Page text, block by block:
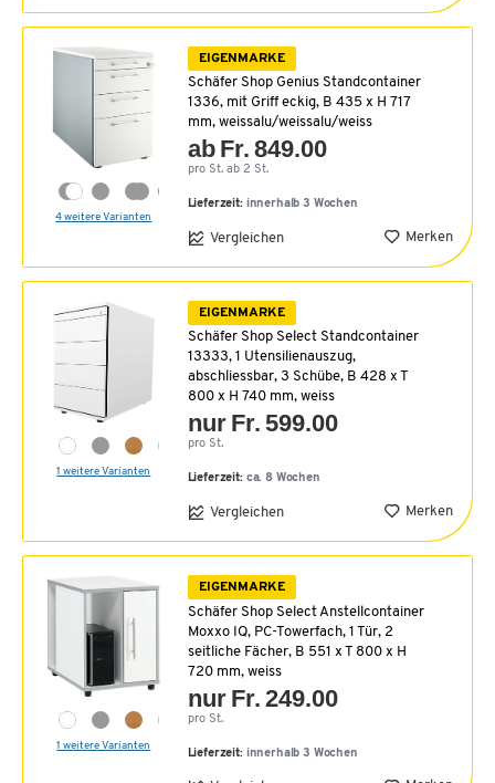
4 weitere Varianten
EIGENMARKE
Schäfer Shop Genius Standcontainer
1336, mit Griff eckig, B 435 x H 717
mm, weissalu/weissalu/weiss
ab Fr. 849.00
pro St. ab 2 St.
Lieferzeit: innerhalb 3 Wochen
Vergleichen Merken
1 weitere Varianten
EIGENMARKE
Schäfer Shop Select Standcontainer
13333, 1 Utensilienauszug,
abschliessbar, 3 Schübe, B 428 x T
800 x H 740 mm, weiss
nur Fr. 599.00
pro St.
Lieferzeit: ca. 8 Wochen
Vergleichen Merken
1 weitere Varianten
EIGENMARKE
Schäfer Shop Select Anstellcontainer
Moxxo IQ, PC-Towerfach, 1 Tür, 2
seitliche Fächer, B 551 x T 800 x H
720 mm, weiss
nur Fr. 249.00
pro St.
Lieferzeit: innerhalb 3 Wochen